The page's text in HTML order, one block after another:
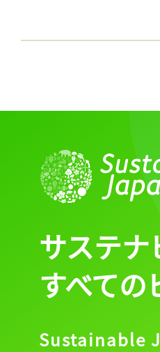
サステ
すべて
Sustainable